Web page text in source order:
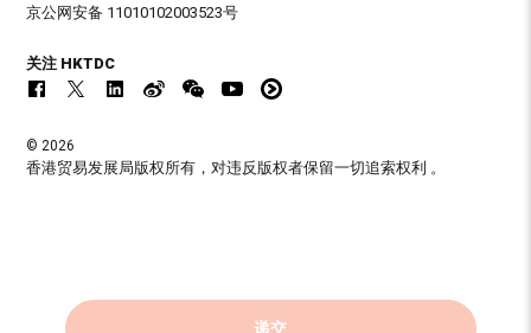
递交
京公网安备 11010102003523号
关注 HKTDC
© 2026
香港贸易发展局版权所有，对违反版权者保留一切追索权利 。